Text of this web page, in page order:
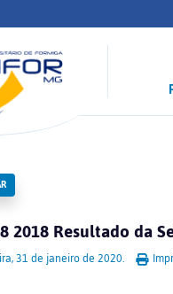
2018 Resultado da
31 de janeiro de 2020.